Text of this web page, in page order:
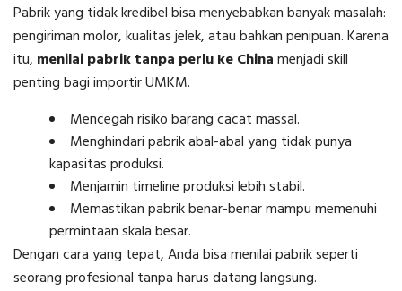
Pabrik yang tidak kredibel bisa menyebabkan banyak masalah:
pengiriman molor, kualitas jelek, atau bahkan penipuan. Karena
itu, menilai pabrik tanpa perlu ke Chinamenjadi skill
penting bagi importir UMKM.
Mencegah risiko barang cacat massal.
Menghindari pabrik abal-abal yang tidak punya
kapasitas produksi.
Menjamin timeline produksi lebih stabil.
Memastikan pabrik benar-benar mampu memenuhi
permintaan skala besar.
Dengan cara yang tepat, Anda bisa menilai pabrik seperti
seorang profesional tanpa harus datang langsung.